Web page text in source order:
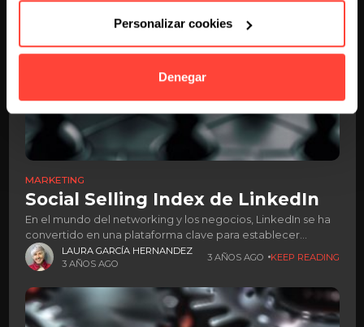
Personalizar cookies
Denegar
MARKETING
Social Selling Index de LinkedIn
En el mundo del networking y los negocios, LinkedIn se ha
convertido en una plataforma clave para establecer
conexiones y generar oportunidades. Dentro de esta
dinámica, el "Social Selling Index"
LAURA GARCÍA HERNANDEZ
3 AÑOS AGO
3 AÑOS AGO KEEP READING